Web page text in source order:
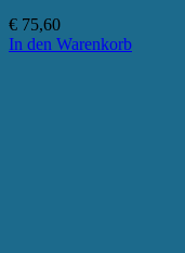
€ 75,60
In den Warenkorb